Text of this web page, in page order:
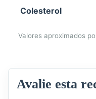
Colesterol
Valores aproximados
Avalie esta